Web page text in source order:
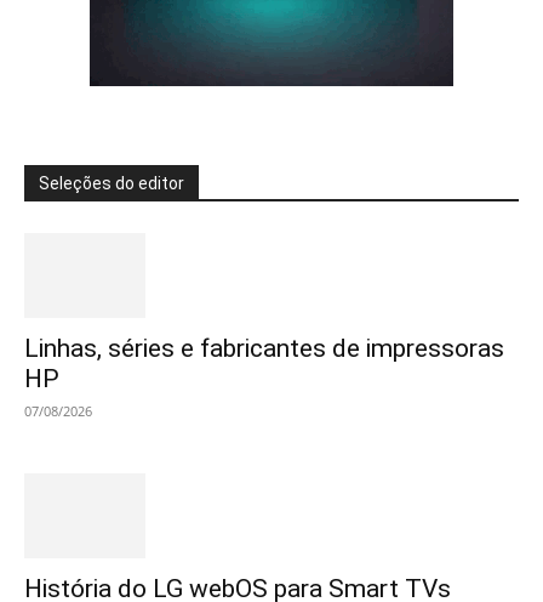
Seleções do editor
Linhas, séries e fabricantes de impressoras
HP
07/08/2026
História do LG webOS para Smart TVs